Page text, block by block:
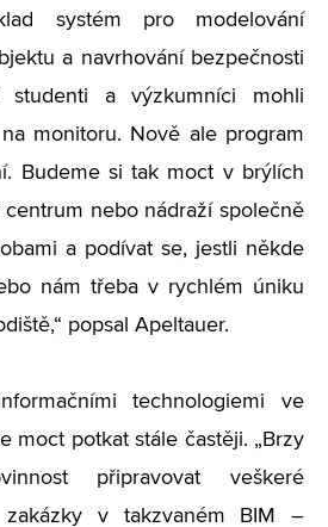
systém pro modelování
a navrhování bezpečnosti
studenti a výzkumníci mohli
monitoru. Nově ale program
Budeme si tak moct v brýlích
nebo nádraží společně
a podívat se, jestli někde
nám třeba v rychlém úniku
popsal Apeltauer.
technologiemi ve
moct potkat stále častěji. „Brzy
připravovat veškeré
zakázky v takzvaném BIM –